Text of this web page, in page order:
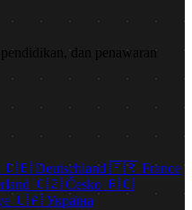
dan penawaran
🇩🇪 Deutschland 🇫🇷 France
🇨🇿 Česko 🇷🇴
🇺🇦 Україна